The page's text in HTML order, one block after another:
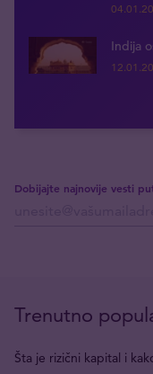
Indija
Dobijajte najnovije vesti
Trenutno
Šta je rizični kapital i